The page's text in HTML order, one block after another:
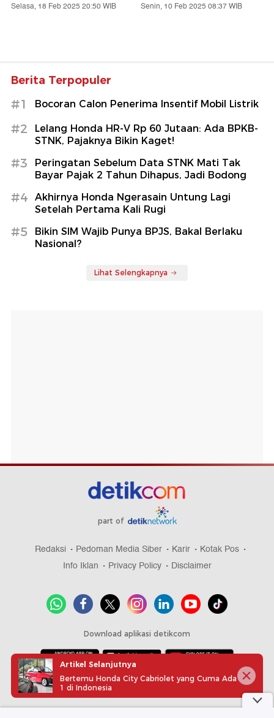
Selasa, 18 Feb 2025 20:50 WIB Senin, 10 Feb 2025 08:37 WIB
Berita Terpopuler
#1 Bocoran Calon Penerima Insentif Mobil Listrik
#2
Lelang Honda HR-V Rp 60 Jutaan: Ada BPKB-
STNK, Pajaknya Bikin Kaget!
#3
Peringatan Sebelum Data STNK Mati Tak
Bayar Pajak 2 Tahun Dihapus, Jadi Bodong
#4
Akhirnya Honda Ngerasain Untung Lagi
Setelah Pertama Kali Rugi
#5
Bikin SIM Wajib Punya BPJS, Bakal Berlaku
Nasional?
Lihat Selengkapnya
part of
Redaksi Pedoman Media Siber Karir
Kotak Pos
Info Iklan
Privacy Policy Disclaimer
Download aplikasi detikcom
Copyright @ 2026 detikcom, All right reserved
Artikel Selanjutnya
Bertemu Honda City Cabriolet yang Cuma Ada
1 di Indonesia